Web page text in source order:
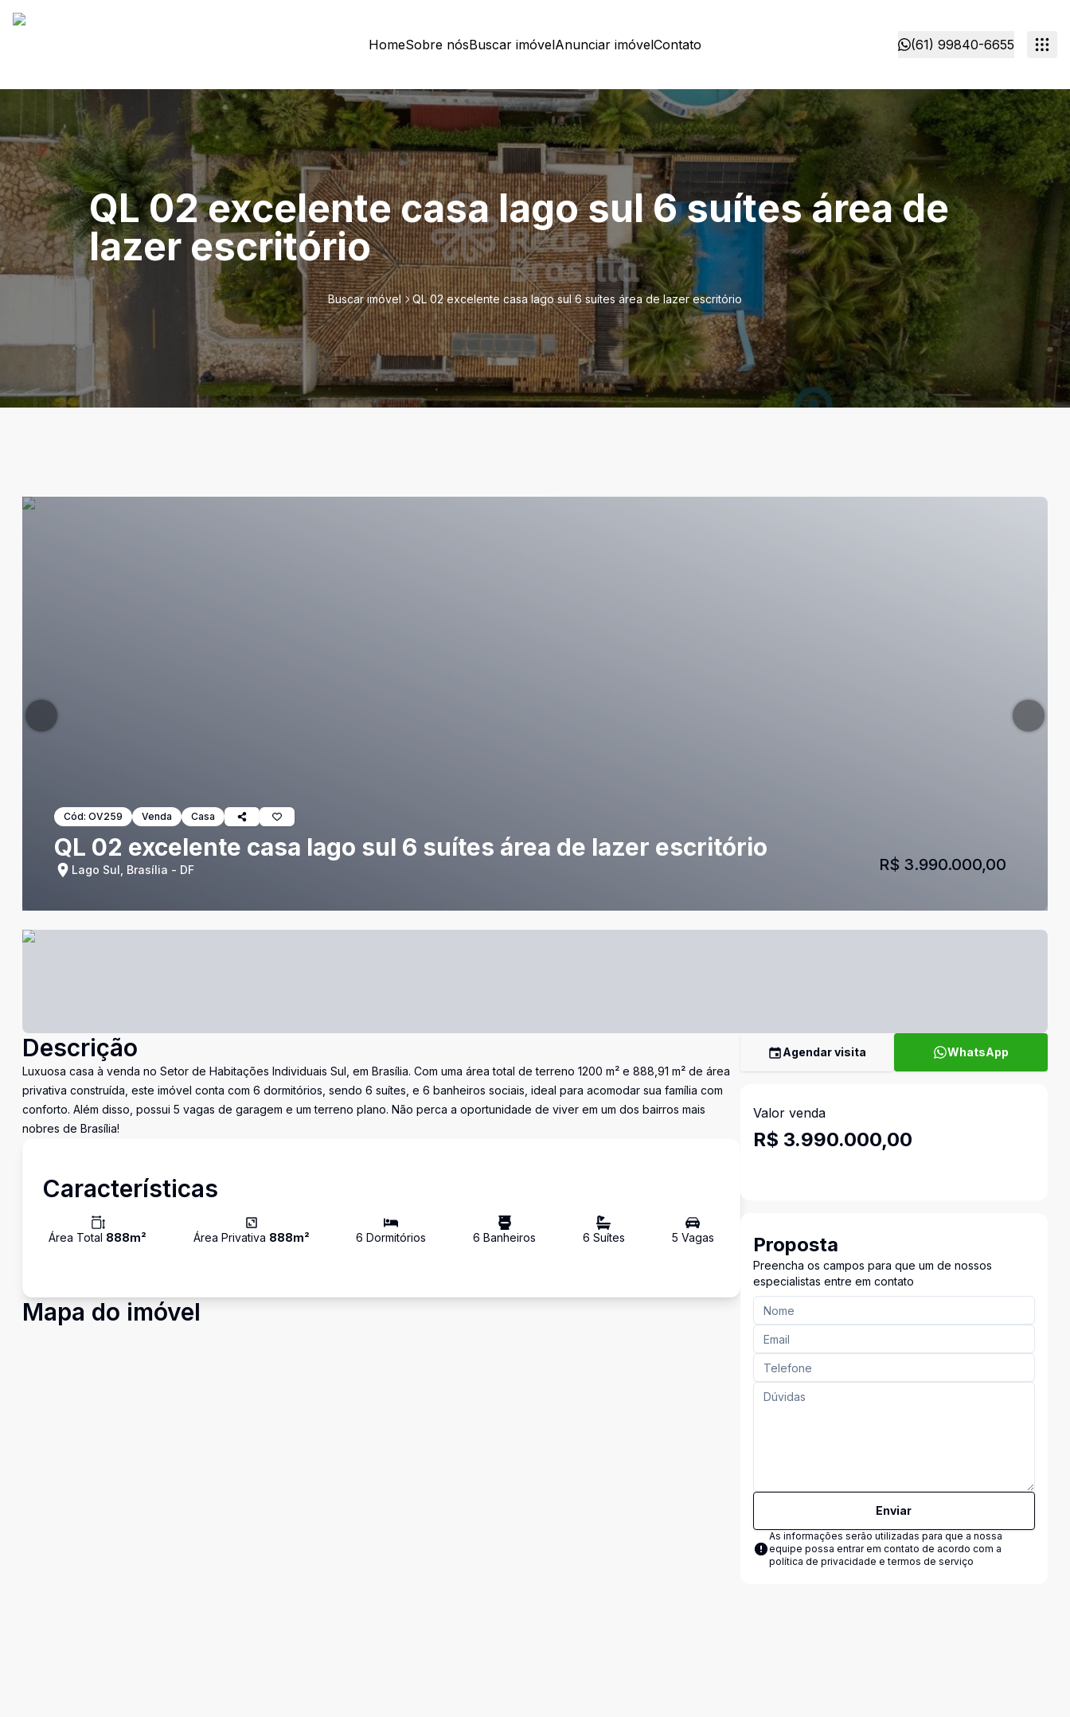
HomeSobre nósBuscar imóvelAnunciar imóvelContato (61) 99840-6655
QL 02 excelente casa lago sul 6 suítes área de
lazer escritório
Buscar imóvel QL 02 excelente casa lago sul 6 suítes área de lazer escritório
Cód: OV259 Venda Casa
QL 02 excelente casa lago sul 6 suítes área de lazer escritório
Lago Sul, Brasília - DF R$ 3.990.000,00
Descrição
Luxuosa casa à venda no Setor de Habitações Individuais Sul, em Brasília. Com uma área total de terreno 1200 m² e 888,91 m² de área
privativa construída, este imóvel conta com 6 dormitórios, sendo 6 suítes, e 6 banheiros sociais, ideal para acomodar sua família com
conforto. Além disso, possui 5 vagas de garagem e um terreno plano. Não perca a oportunidade de viver em um dos bairros mais
nobres de Brasília!
Características
Área Total 888m² Área Privativa 888m² 6 Dormitórios 6 Banheiros 6 Suítes 5 Vagas
Mapa do imóvel
Agendar visita WhatsApp
Valor venda
R$ 3.990.000,00
Proposta
Preencha os campos para que um de nossos
especialistas entre em contato
Enviar
As informações serão utilizadas para que a nossa
equipe possa entrar em contato de acordo com a
política de privacidade e termos de serviço